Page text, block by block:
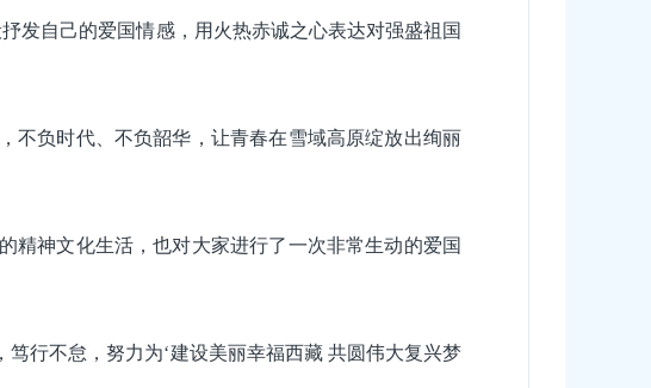
发自己的爱国情感，用火热赤诚之心表达对强盛祖国
不负时代、不负韶华，让青春在雪域高原绽放出绚丽
精神文化生活，也对大家进行了一次非常生动的爱国
行不怠，努力为‘建设美丽幸福西藏 共圆伟大复兴梦